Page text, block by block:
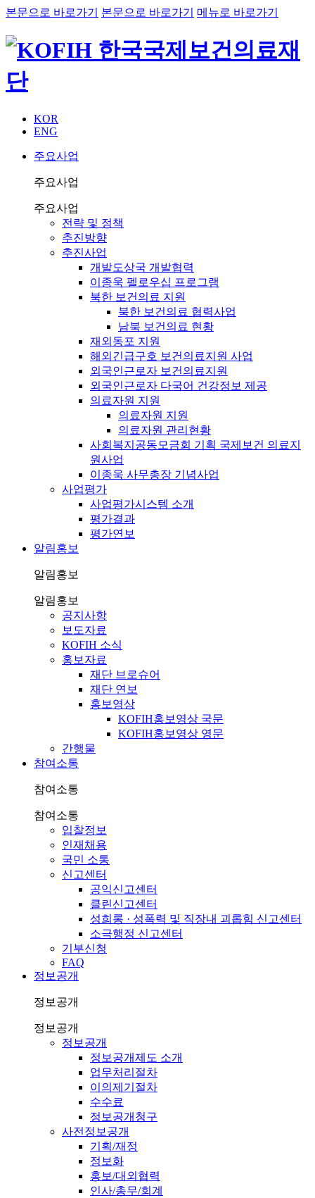
본문으로 바로가기 본문으로 바로가기 메뉴로 바로가기
KOR
ENG
주요사업
주요사업
주요사업
전략 및 정책
추진방향
추진사업
개발도상국 개발협력
이종욱 펠로우십 프로그램
북한 보건의료 지원
북한 보건의료 협력사업
남북 보건의료 현황
재외동포 지원
해외긴급구호 보건의료지원 사업
외국인근로자 보건의료지원
외국인근로자 다국어 건강정보 제공
의료자원 지원
의료자원 지원
의료자원 관리현황
사회복지공동모금회 기획 국제보건 의료지
원사업
이종욱 사무총장 기념사업
사업평가
사업평가시스템 소개
평가결과
평가연보
알림홍보
알림홍보
알림홍보
공지사항
보도자료
KOFIH 소식
홍보자료
재단 브로슈어
재단 연보
홍보영상
KOFIH홍보영상 국문
KOFIH홍보영상 영문
간행물
참여소통
참여소통
참여소통
입찰정보
인재채용
국민 소통
신고센터
공익신고센터
클린신고센터
성희롱 · 성폭력 및 직장내 괴롭힘 신고센터
소극행정 신고센터
기부신청
FAQ
정보공개
정보공개
정보공개
정보공개
정보공개제도 소개
업무처리절차
이의제기절차
수수료
정보공개청구
사전정보공개
기획/재정
정보화
홍보/대외협력
인사/총무/회계